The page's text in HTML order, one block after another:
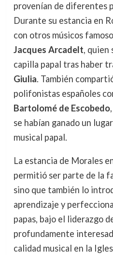
provenían de diferentes
Durante su estancia en
con otros músicos
Jacques Arcadelt, quien
capilla papal tras haber
Giulia. También
polifonistas españoles
Bartolomé de Escobedo
se habían ganado un
musical papal.
La estancia de Morales
permitió ser parte de la
sino que también lo
aprendizaje y
papas, bajo el liderazgo
profundamente
calidad musical en la